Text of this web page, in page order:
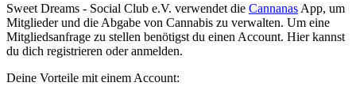
Sweet Dreams - Social Club e.V. verwendet die Cannanas App, um
Mitglieder und die Abgabe von Cannabis zu verwalten. Um eine
Mitgliedsanfrage zu stellen benötigst du einen Account. Hier kannst
du dich registrieren oder anmelden.
Deine Vorteile mit einem Account: